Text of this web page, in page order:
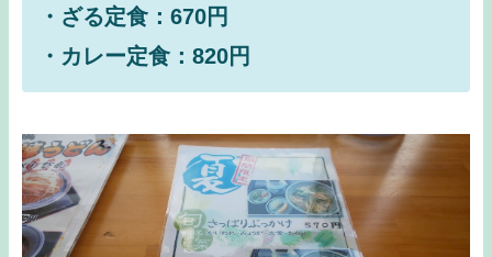
・ざる定食：670円
・カレー定食：820円